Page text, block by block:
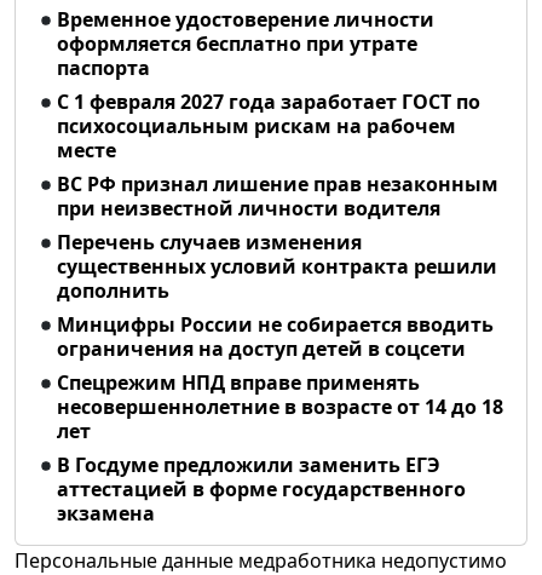
Временное удостоверение личности
оформляется бесплатно при утрате
паспорта
С 1 февраля 2027 года заработает ГОСТ по
психосоциальным рискам на рабочем
месте
ВС РФ признал лишение прав незаконным
при неизвестной личности водителя
Перечень случаев изменения
существенных условий контракта решили
дополнить
Минцифры России не собирается вводить
ограничения на доступ детей в соцсети
Спецрежим НПД вправе применять
несовершеннолетние в возрасте от 14 до 18
лет
В Госдуме предложили заменить ЕГЭ
аттестацией в форме государственного
экзамена
Персональные данные медработника недопустимо